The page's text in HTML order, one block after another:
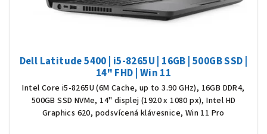
Dell Latitude 5400 | i5-8265U | 16GB | 500GB SSD |
14" FHD | Win 11
Intel Core i5-8265U (6M Cache, up to 3.90 GHz), 16GB DDR4,
500GB SSD NVMe, 14" displej (1920 x 1080 px), Intel HD
Graphics 620, podsvícená klávesnice, Win 11 Pro